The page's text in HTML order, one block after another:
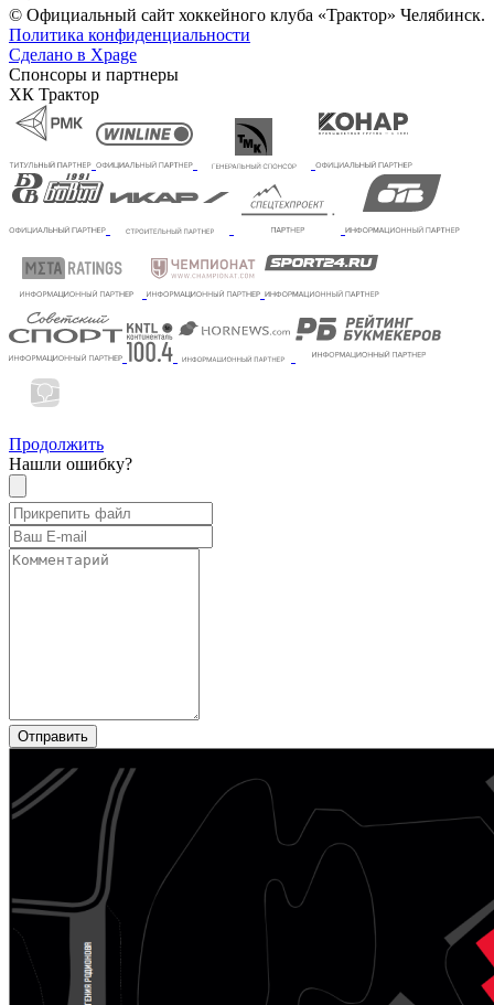
© Официальный сайт хоккейного клуба «Трактор» Челябинск.
Политика конфиденциальности
Сделано в Xpage
Спонсоры и партнеры
ХК Трактор
Продолжить
Нашли ошибку?